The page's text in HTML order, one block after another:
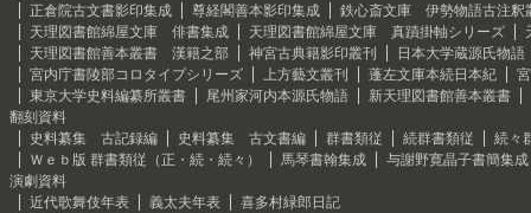
正倉院古文書影印集成
尊経閣善本影印集成
鉄心斎文庫 伊勢物語古注釈
天理図書館綿屋文庫 俳書集成
天理図書館綿屋文庫 真蹟掛軸シリーズ
天理図書館善本叢書 漢籍之部
神宮古典籍影印叢刊
日本大学蔵源氏物語
宮内庁書陵部コロタイプシリーズ
上方藝文叢刊 蓬左文庫本続日本紀
東京大学史料編纂所叢書
尾州家河内本源氏物語
新天理図書館善本叢書
翻刻資料
史料纂集 古記録編
史料纂集 古文書編 群書類従 続群書類従
続々
Ｗｅｂ版 群書類従（正・続・続々）
馬琴書翰集成
与謝野寛晶子書簡集成
演劇資料
近代歌舞伎年表
義太夫年表
喜多村緑郎日記